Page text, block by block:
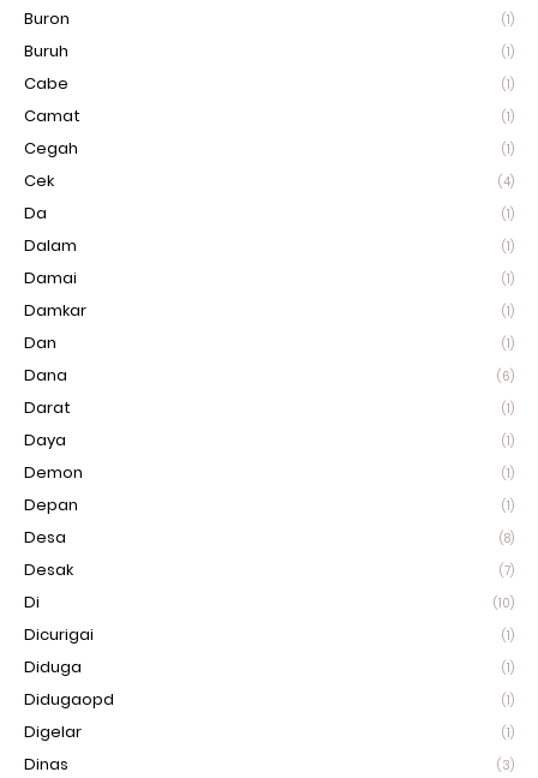
Buron (1)
Buruh (1)
Cabe (1)
Camat (1)
Cegah (1)
Cek (4)
Da (1)
Dalam (1)
Damai (1)
Damkar (1)
Dan (1)
Dana (6)
Darat (1)
Daya (1)
Demon (1)
Depan (1)
Desa (8)
Desak (7)
Di (10)
Dicurigai (1)
Diduga (1)
Didugaopd (1)
Digelar (1)
Dinas (3)